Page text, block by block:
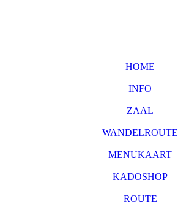
HOME
INFO
ZAAL
WANDELROUTE
MENUKAART
KADOSHOP
ROUTE